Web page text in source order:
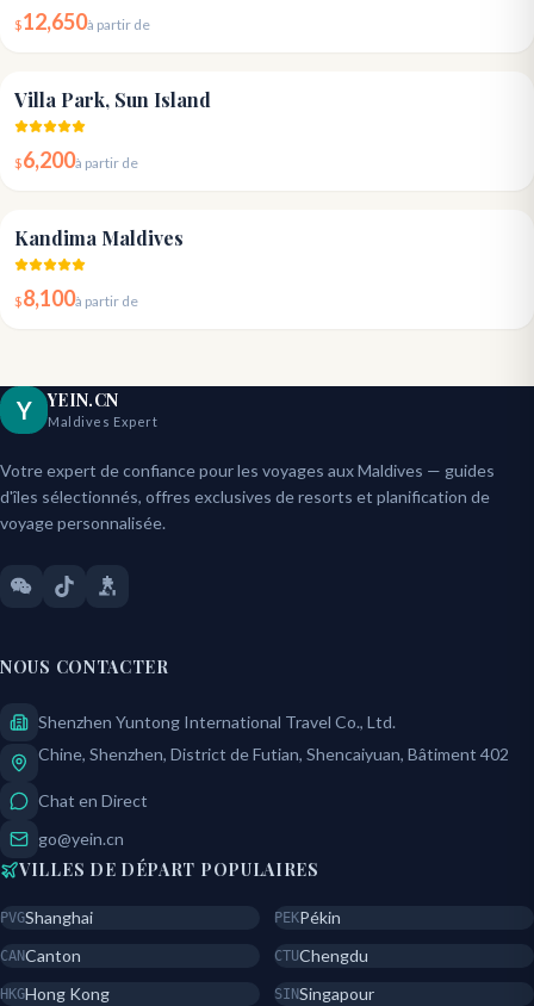
$12,650à partir de
Villa Park, Sun Island
$6,200à partir de
Kandima Maldives
$8,100à partir de
Y YEIN.CN
Maldives Expert
Votre expert de confiance pour les voyages aux Maldives — guides
d'îles sélectionnés, offres exclusives de resorts et planification de
voyage personnalisée.
NOUS CONTACTER
Shenzhen Yuntong International Travel Co., Ltd.
Chine, Shenzhen, District de Futian, Shencaiyuan, Bâtiment 402
Chat en Direct
go@yein.cn
VILLES DE DÉPART POPULAIRES
PVGShanghai PEKPékin
CANCanton CTUChengdu
HKGHong Kong SINSingapour